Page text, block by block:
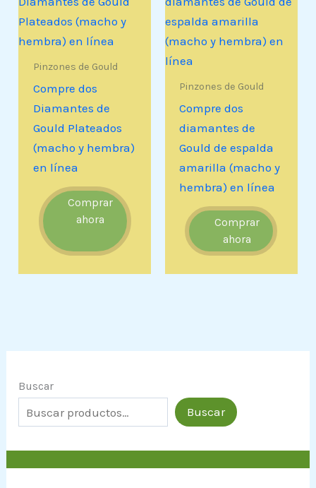
Buscar
Buscar
Pinzones de Gould
Compre dos
Diamantes de
Gould Plateados
(macho y hembra)
en línea
Comprar
ahora
Pinzones de Gould
Compre dos
diamantes de
Gould de espalda
amarilla (macho y
hembra) en línea
Comprar
ahora